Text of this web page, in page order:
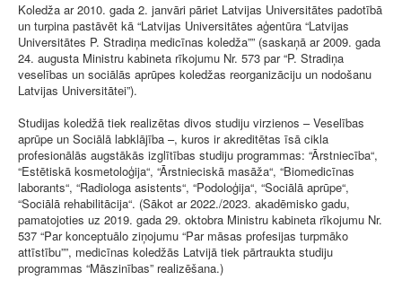
Koledža ar 2010. gada 2. janvāri pāriet Latvijas Universitātes padotībā
un turpina pastāvēt kā “Latvijas Universitātes aģentūra “Latvijas
Universitātes P. Stradiņa medicīnas koledža”” (saskaņā ar 2009. gada
24. augusta Ministru kabineta rīkojumu Nr. 573 par “P. Stradiņa
veselības un sociālās aprūpes koledžas reorganizāciju un nodošanu
Latvijas Universitātei”).
Studijas koledžā tiek realizētas divos studiju virzienos – Veselības
aprūpe un Sociālā labklājība –, kuros ir akreditētas īsā cikla
profesionālās augstākās izglītības studiju programmas: “Ārstniecība“,
“Estētiskā kosmetoloģija“, “Ārstnieciskā masāža“, “Biomedicīnas
laborants“, “Radiologa asistents“, “Podoloģija“, “Sociālā aprūpe“,
“Sociālā rehabilitācija“. (Sākot ar 2022./2023. akadēmisko gadu,
pamatojoties uz 2019. gada 29. oktobra Ministru kabineta rīkojumu Nr.
537 “Par konceptuālo ziņojumu “Par māsas profesijas turpmāko
attīstību””, medicīnas koledžās Latvijā tiek pārtraukta studiju
programmas “Māszinības” realizēšana.)